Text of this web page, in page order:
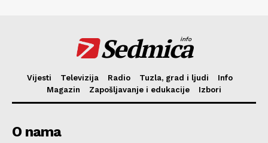
Sedmica
info
Vijesti Televizija Radio Tuzla, grad i ljudi
Info
Magazin
Zapošljavanje i edukacije Izbori
O nama